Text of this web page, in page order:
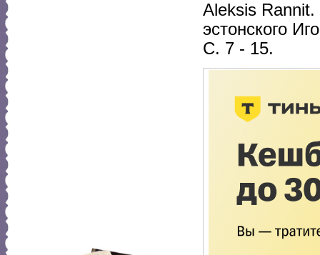
Aleksis
эстонского
С. 7 - 15.